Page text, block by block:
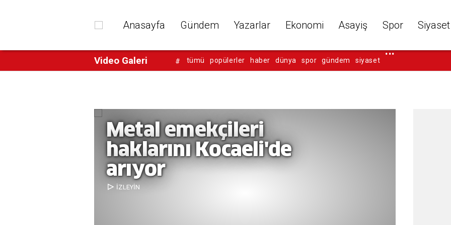
Anasayfa Gündem Yazarlar Ekonomi Asayiş Spor Siyaset
Video Galeri # tümü popülerler haber dünya spor gündem siyaset
...
Metal emekçileri
haklarını Kocaeli'de
arıyor
İZLEYİN